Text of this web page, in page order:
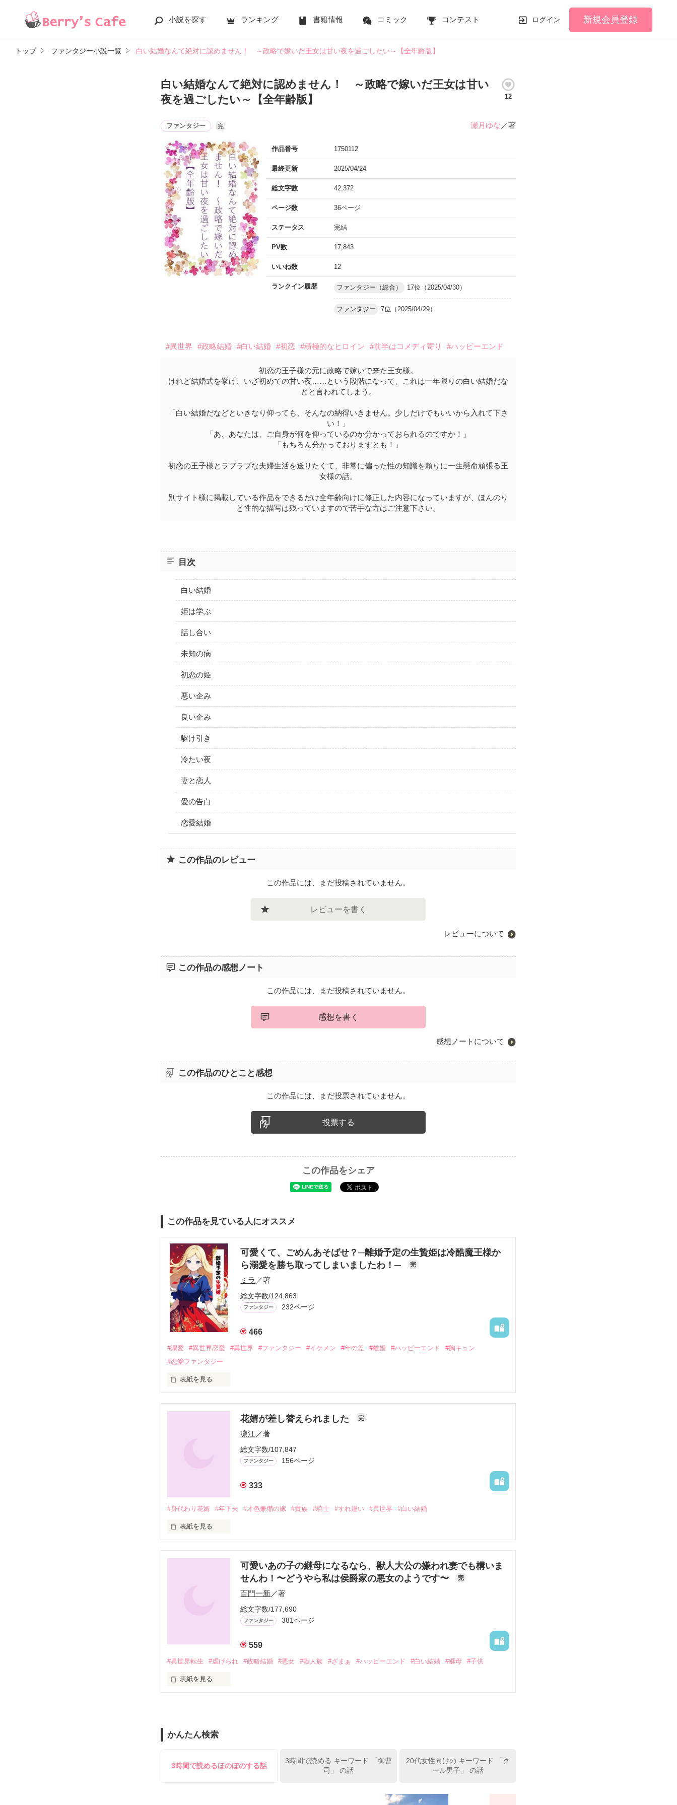
小説を探す ランキング 書籍情報 コミック コンテスト ログイン 新規会員登録
トップ ファンタジー小説一覧 白い結婚なんて絶対に認めません！ ～政略で嫁いだ王女は甘い夜を過ごしたい～【全年齢版】
白い結婚なんて絶対に認めません！ ～政略で嫁いだ王女は甘い
夜を過ごしたい～【全年齢版】
12
ファンタジー 完 瀬月ゆな ／著
作品番号 1750112
最終更新 2025/04/24
総文字数 42,372
ページ数 36ページ
ステータス 完結
PV数 17,843
いいね数 12
ランクイン履歴 ファンタジー（総合） 17位（2025/04/30）
ファンタジー 7位（2025/04/29）
#異世界 #政略結婚 #白い結婚 #初恋 #積極的なヒロイン #前半はコメディ寄り #ハッピーエンド
初恋の王子様の元に政略で嫁いで来た王女様。
けれど結婚式を挙げ、いざ初めての甘い夜……という段階になって、これは一年限りの白い結婚だな
どと言われてしまう。
「白い結婚だなどといきなり仰っても、そんなの納得いきません。少しだけでもいいから入れて下さ
い！」
「あ、あなたは、ご自身が何を仰っているのか分かっておられるのですか！」
「もちろん分かっておりますとも！」
初恋の王子様とラブラブな夫婦生活を送りたくて、非常に偏った性の知識を頼りに一生懸命頑張る王
女様の話。
別サイト様に掲載している作品をできるだけ全年齢向けに修正した内容になっていますが、ほんのり
と性的な描写は残っていますので苦手な方はご注意下さい。
目次
白い結婚
姫は学ぶ
話し合い
未知の病
初恋の姫
悪い企み
良い企み
駆け引き
冷たい夜
妻と恋人
愛の告白
恋愛結婚
この作品のレビュー
この作品には、まだ投稿されていません。
レビューを書く
レビューについて
この作品の感想ノート
この作品には、まだ投稿されていません。
感想を書く
感想ノートについて
この作品のひとこと感想
この作品には、まだ投票されていません。
投票する
この作品をシェア
この作品を見ている人にオススメ
可愛くて、ごめんあそばせ？─離婚予定の生贄姫は冷酷魔王様か
ら溺愛を勝ち取ってしまいましたわ！─
完
ミラ ／著
総文字数/124,863
ファンタジー 232ページ
466
#溺愛 #異世界恋愛 #異世界 #ファンタジー #イケメン #年の差 #離婚 #ハッピーエンド
#胸キュン
#恋愛ファンタジー
表紙を見る
魔国の魔王様と結婚することに。
ある条件を満たせば、
冷酷非情と名高い
500歳年上の美しい魔王様は、
生贄姫をさっさと泣かせて追い返そうとする。
だが、生贄姫のベアトリスは
なぜか魔国に居座り続け、
絶対に泣かない帰らない！？
魔王様はそんな実家に帰らないタイプの生贄姫をどうしても泣かせてみたくて
花婿が差し替えられました 完
凛江 ／著
総文字数/107,847
ファンタジー 156ページ
333
#身代わり花婿 #年下夫 #才色兼備の嫁 #貴族 #騎士 #すれ違い #異世界 #白い結婚
表紙を見る
元々結婚相手など誰でもよかった
アリスにはどうでもいいが、
白い結婚に突入するのだった。
ラブコメ風（？）西洋ファンタジーです。
可愛いあの子の継母になるなら、獣人大公の嫌われ妻でも構いま
せんわ！〜どうやら私は侯爵家の悪女のようです〜
完
百門一新／著
総文字数/177,690
ファンタジー 381ページ
559
#異世界転生 #虐げられ #政略結婚 #悪女 #獣人族 #ざまぁ #ハッピーエンド #白い結婚 #継母 #子供
表紙を見る
にされていて……？
かんたん検索
3時間で読めるほのぼのする話
3時間で読める キーワード 「御曹
司」 の話
20代女性向けの キーワード 「ク
ール男子」 の話